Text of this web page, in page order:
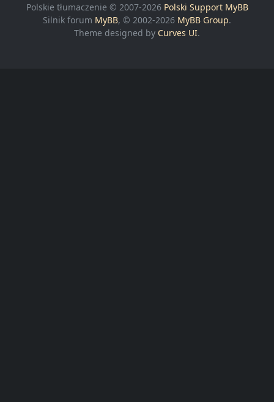
Polskie tłumaczenie © 2007-2026 Polski Support MyBB
Silnik forum MyBB, © 2002-2026 MyBB Group.
Theme designed by Curves UI.